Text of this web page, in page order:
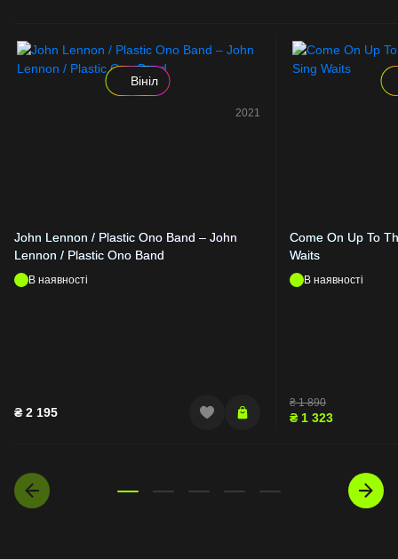
Вініл
2021
John Lennon / Plastic Ono Band – John
Lennon / Plastic Ono Band
В наявності
₴ 2 195
Come On Up To
Waits
В наявності
₴1 890
₴ 1 323